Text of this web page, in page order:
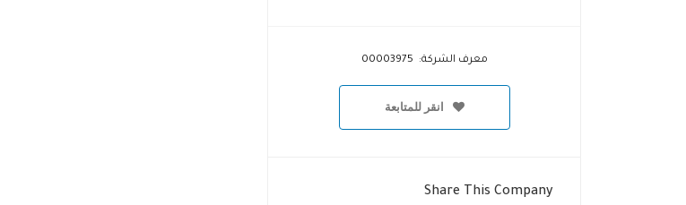
معرف الشركة: 00003975
انقر للمتابعة
Share This Company